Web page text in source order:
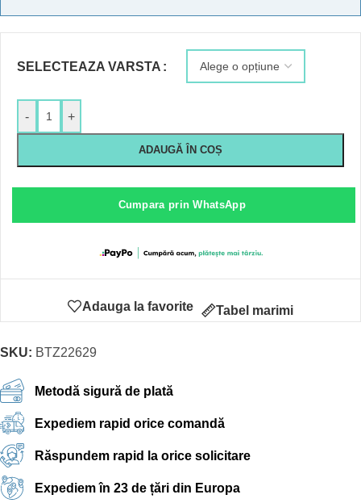
SELECTEAZA VARSTA
- +
ADAUGĂ ÎN COȘ
Cumpara prin WhatsApp
Adauga la favorite Tabel marimi
SKU: BTZ22629
Metodă sigură de plată
Expediem rapid orice comandă
Răspundem rapid la orice solicitare
Expediem în 23 de țări din Europa